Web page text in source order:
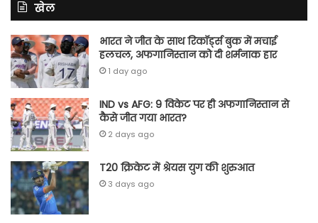
खेल
भारत ने जीत के साथ रिकॉर्ड्स बुक में मचाई
हलचल, अफगानिस्तान को दी शर्मनाक हार
1 day ago
IND vs AFG: 9 विकेट पर ही अफगानिस्तान से
कैसे जीत गया भारत?
2 days ago
T20 क्रिकेट में श्रेयस युग की शुरुआत
3 days ago